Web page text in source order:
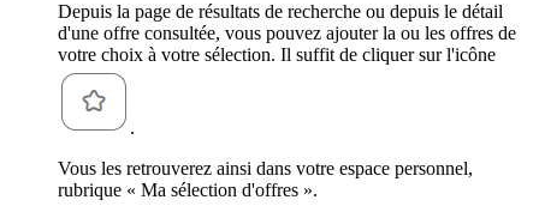
Depuis la page de résultats de recherche ou depuis le détail
d'une offre consultée, vous pouvez ajouter la ou les offres de
votre choix à votre sélection. Il suffit de cliquer sur l'icône
.
Vous les retrouverez ainsi dans votre espace personnel,
rubrique « Ma sélection d'offres ».